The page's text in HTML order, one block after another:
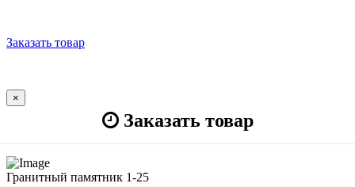
Заказать товар
×
Заказать товар
Гранитный памятник 1-25